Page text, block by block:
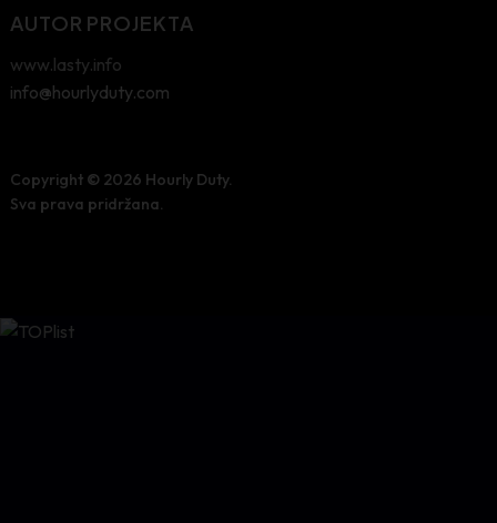
AUTOR PROJEKTA
www.lasty.info
info@hourlyduty.com
Copyright © 2026 Hourly Duty.
Sva prava pridržana.